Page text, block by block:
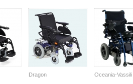
Dragon Oceania-Vassili